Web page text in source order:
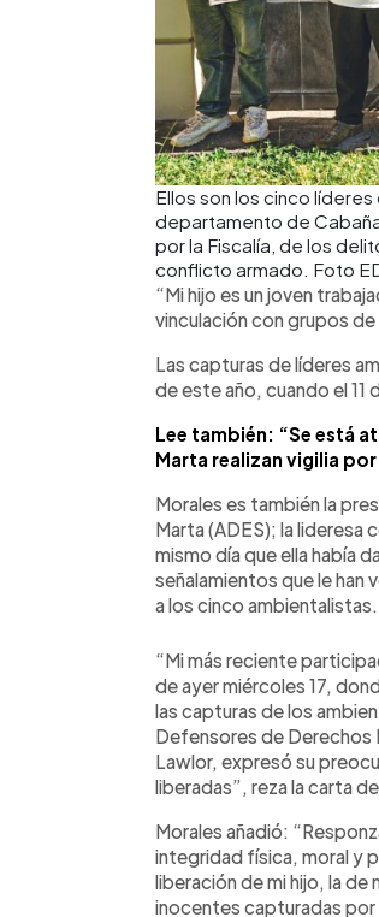
Ellos son los cinco
departamento de
por la Fiscalía, de los
conflicto armado. Foto
“Mi hijo es un joven
vinculación con grupos de
Las capturas de líderes
de este año, cuando el 11
Lee también: “Se está
Marta realizan vigilia
Morales es también la
Marta (ADES); la lideresa
mismo día que ella había
señalamientos que le
a los cinco ambientalistas.
“Mi más reciente
de ayer miércoles 17,
las capturas de los
Defensores de Derechos
Lawlor, expresó su
liberadas”, reza la carta
Morales añadió:
integridad física, moral y
liberación de mi hijo, la
inocentes capturadas por